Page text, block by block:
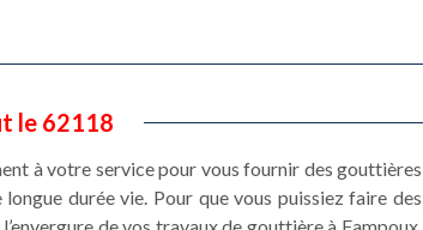
le 62118
à votre service pour vous fournir des gouttières
durée vie. Pour que vous puissiez faire des